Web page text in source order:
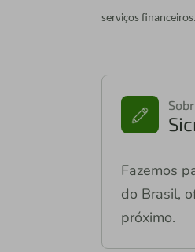
serviços financeiros.
Fazemos
do Brasil,
próximo.